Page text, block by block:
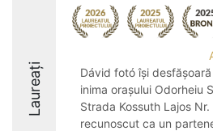
Laureați
Dávid fotó își
inima orașului Odorheiu
Strada Kossuth Lajos
recunoscut ca un